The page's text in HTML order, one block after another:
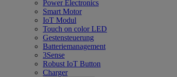
Power Electronics
Smart Motor
IoT Modul
Touch on color LED
Gestensteuerung
Batteriemanagement
3Sense
Robust IoT Button
Charger